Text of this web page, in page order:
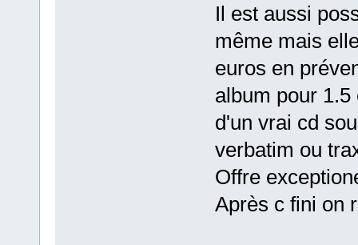
Il est aussi
même mais
euros en
album pour
d'un vrai cd
verbatim ou
Offre
Après c fini on